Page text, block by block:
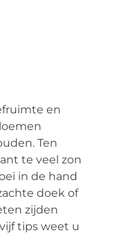
en
Ten
te veel zon
in de hand
doek of
zijden
tips weet u